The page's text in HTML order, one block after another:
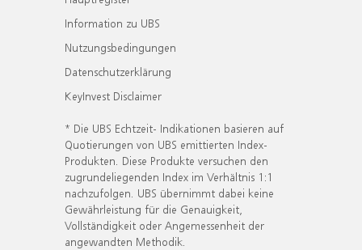
Information zu UBS
Nutzungsbedingungen
Datenschutzerklärung
KeyInvest Disclaimer
* Die UBS Echtzeit- Indikationen basieren auf
Quotierungen von UBS emittierten Index-
Produkten. Diese Produkte versuchen den
zugrundeliegenden Index im Verhältnis 1:1
nachzufolgen. UBS übernimmt dabei keine
Gewährleistung für die Genauigkeit,
Vollständigkeit oder Angemessenheit der
angewandten Methodik.